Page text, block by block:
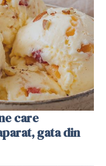
care
gata din